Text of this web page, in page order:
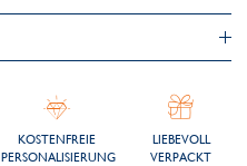
KOSTENFREIE
PERSONALISIERUNG
LIEBEVOLL
VERPACKT